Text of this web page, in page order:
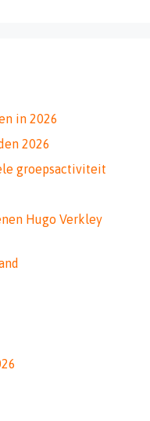
in 2026
2026
groepsactiviteit
Hugo Verkley